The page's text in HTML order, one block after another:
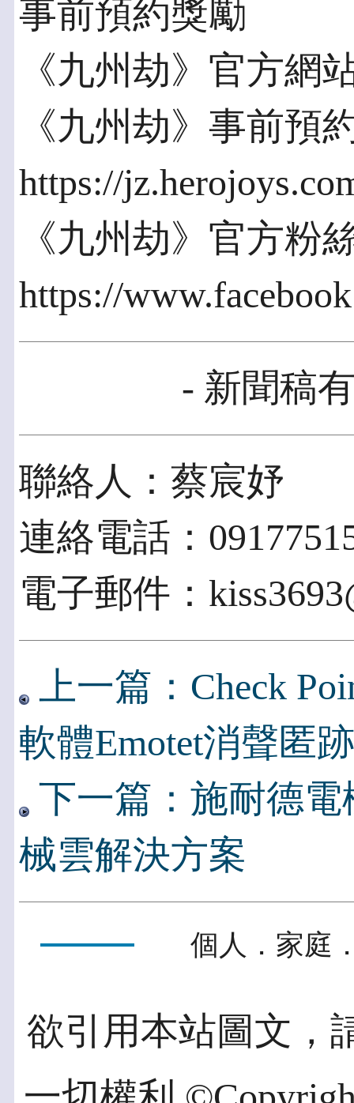
事前預約獎勵
《九州劫》官方網
《九州劫》事前預
https://
《九州劫》官方粉
https://
- 新聞稿
聯絡人：蔡宸妤
連絡電話：
電子郵件：
上一篇：Check
軟體Emotet消聲匿跡
下一篇：施耐德電
械雲解決方案
個人．家庭
欲引用本站圖文，